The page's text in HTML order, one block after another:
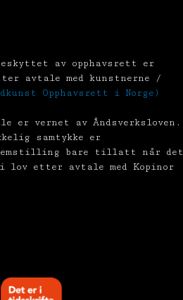
av opphavsrett er
avtale med kunstnerne /
Opphavsrett i Norge)
er vernet av Åndsverksloven.
samtykke er
bare tillatt når det
lov etter avtale med Kopinor